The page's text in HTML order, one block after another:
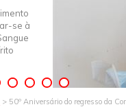
se à
> 50º Aniversário do regresso da